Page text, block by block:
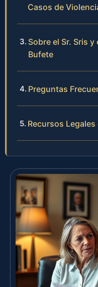
Casos de
Sobre el Sr. Sris
Bufete
Preguntas
Recursos Legales